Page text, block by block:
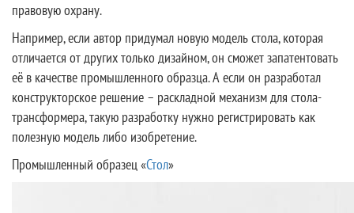
правовую охрану.
Например, если автор придумал новую модель стола, которая
отличается от других только дизайном, он сможет запатентовать
её в качестве промышленного образца. А если он разработал
конструкторское решение – раскладной механизм для стола-
трансформера, такую разработку нужно регистрировать как
полезную модель либо изобретение.
Промышленный образец «Стол»